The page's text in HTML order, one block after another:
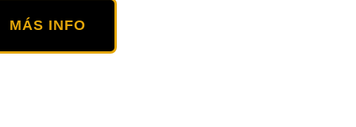
MÁS INFO